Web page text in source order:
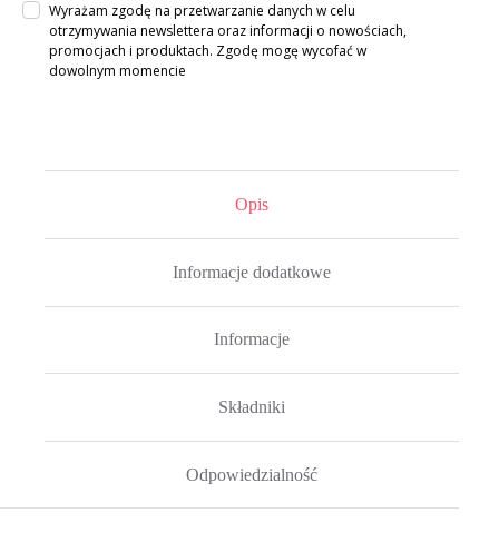
Wyrażam zgodę na przetwarzanie danych w celu
otrzymywania newslettera oraz informacji o nowościach,
promocjach i produktach. Zgodę mogę wycofać w
dowolnym momencie
Opis
Informacje dodatkowe
Informacje
Składniki
Odpowiedzialność